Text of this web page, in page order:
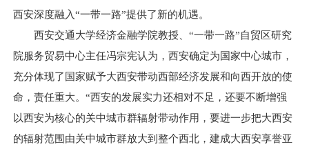
西安深度融入“一带一路”提供了新的机遇。
西安交通大学经济金融学院教授、“一带一路”自贸区研究
院服务贸易中心主任冯宗宪认为，西安确定为国家中心城市，
充分体现了国家赋予大西安带动西部经济发展和向西开放的使
命，责任重大。“西安的发展实力还相对不足，还要不断增强
以西安为核心的关中城市群辐射带动作用，要进一步把大西安
的辐射范围由关中城市群放大到整个西北，建成大西安享誉亚